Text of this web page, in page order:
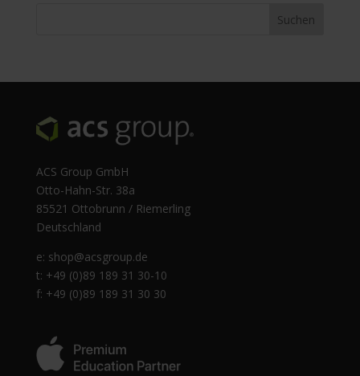
ACS Group GmbH
Otto-Hahn-Str. 38a
85521 Ottobrunn / Riemerling
Deutschland
e: shop@acsgroup.de
t: +49 (0)89 189 31 30-10
f: +49 (0)89 189 31 30 30